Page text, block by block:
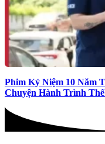
Phim Kỷ Niệm 10 Năm
Chuyện Hành Trình